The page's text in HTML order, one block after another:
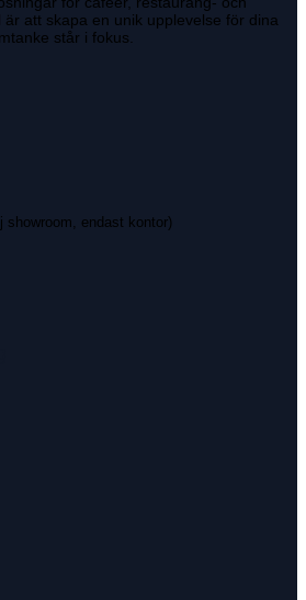
att skapa en unik upplevelse för dina
står i fokus.
showroom, endast kontor)